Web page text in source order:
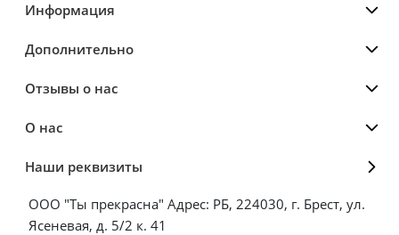
Информация
Дополнительно
Отзывы о нас
О нас
Наши реквизиты
ООО "Ты прекрасна" Адрес: РБ, 224030, г. Брест, ул.
Ясеневая, д. 5/2 к. 41